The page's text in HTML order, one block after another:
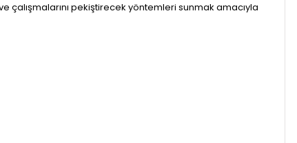
çalışmalarını pekiştirecek yöntemleri sunmak amacıyla